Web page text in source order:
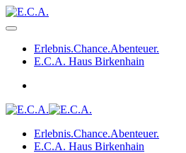
Erlebnis.Chance.Abenteuer.
E.C.A. Haus Birkenhain
Erlebnis.Chance.Abenteuer.
E.C.A. Haus Birkenhain